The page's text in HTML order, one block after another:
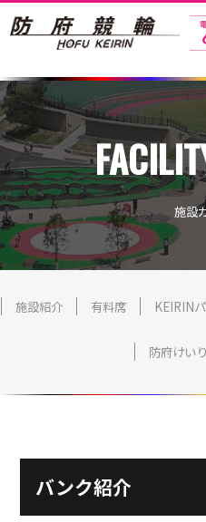
ホーム
新着情報
地元選手
お問い合わせ
開催日程
出場予定選手
有料席
防府競輪ナビ
車券の購入方法
施設
施設紹介 有料席 KEIRIN
防府けい
バンク紹介